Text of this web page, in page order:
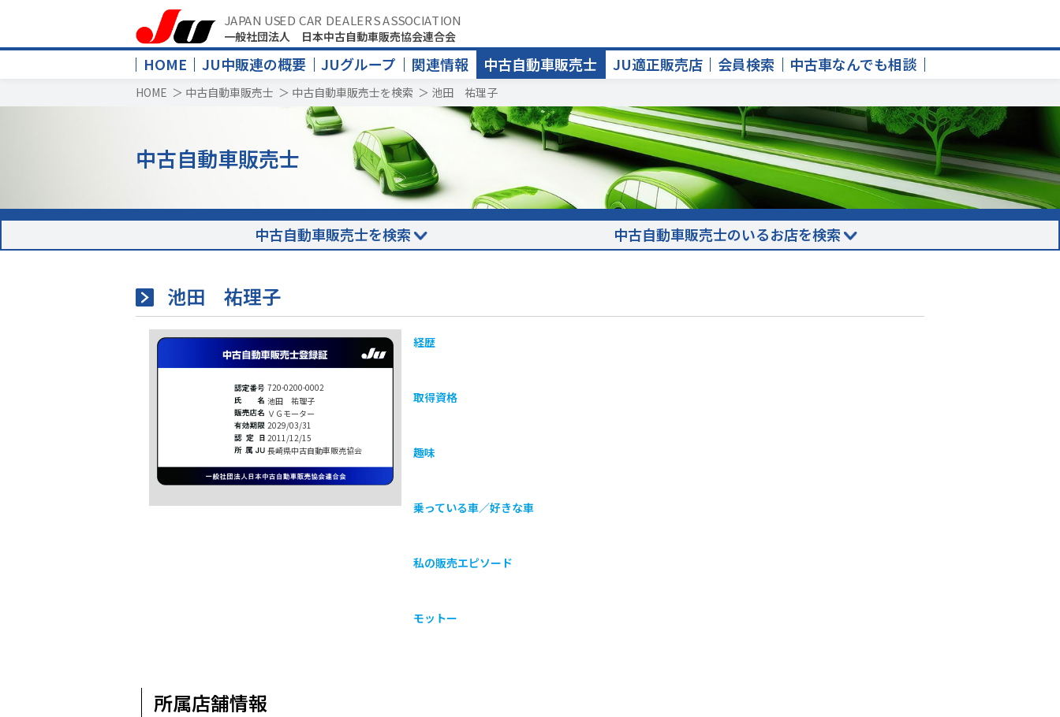
JAPAN USED CAR DEALERS ASSOCIATION
一般社団法人 日本中古自動車販売協会連合会
HOME JU中販連の概要 JUグループ 関連情報 中古自動車販売士 JU適正販売店 会員検索 中古車なんでも相談
HOME ＞ 中古自動車販売士 ＞ 中古自動車販売士を検索 ＞ 池田 祐理子
中古自動車販売士
中古自動車販売士を検索 中古自動車販売士のいるお店を検索
池田 祐理子
720-0200-0002
池田 祐理子
ＶＧモーター
2029/03/31
2011/12/15
長崎県中古自動車販売協会
経歴
取得資格
趣味
乗っている車／好きな車
私の販売エピソード
モットー
所属店舗情報